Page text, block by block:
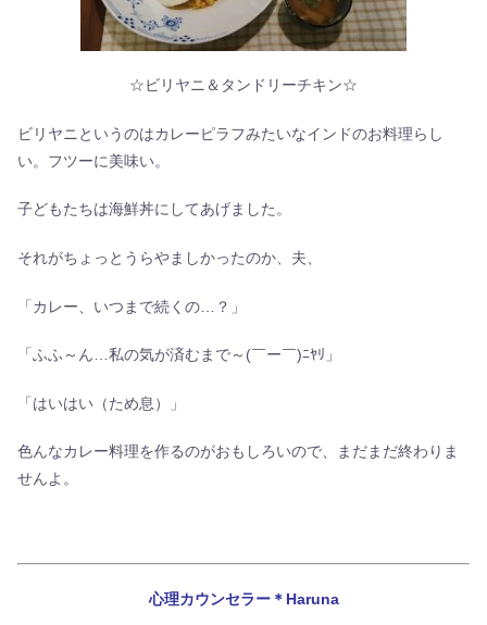
☆ビリヤニ＆タンドリーチキン☆
ビリヤニというのはカレーピラフみたいなインドのお料理らし
い。フツーに美味い。
子どもたちは海鮮丼にしてあげました。
それがちょっとうらやましかったのか、夫、
「カレー、いつまで続くの…？」
「ふふ～ん…私の気が済むまで～(￣ー￣)ﾆﾔﾘ」
「はいはい（ため息）」
色んなカレー料理を作るのがおもしろいので、まだまだ終わりま
せんよ。
心理カウンセラー＊Haruna